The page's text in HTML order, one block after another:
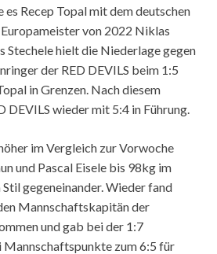
Recep Topal mit dem deutschen
von 2022 Niklas
Stechele hielt die Niederlage gegen
der RED DEVILS beim 1:5
in Grenzen. Nach diesem
DEVILS wieder mit 5:4 in Führung.
im Vergleich zur Vorwoche
und Pascal Eisele bis 98kg im
gegeneinander. Wieder fand
Mannschaftskapitän der
und gab bei der 1:7
Mannschaftspunkte zum 6:5 für